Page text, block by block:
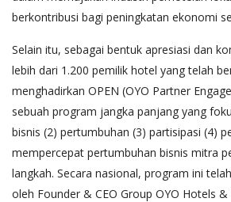
berkontribusi bagi peningkatan ekonomi
Selain itu, sebagai bentuk apresiasi dan
lebih dari 1.200 pemilik hotel yang telah
menghadirkan OPEN (OYO Partner
sebuah program jangka panjang yang
bisnis (2) pertumbuhan (3) partisipasi (4)
mempercepat pertumbuhan bisnis mitra
langkah. Secara nasional, program ini
oleh Founder & CEO Group OYO Hotels